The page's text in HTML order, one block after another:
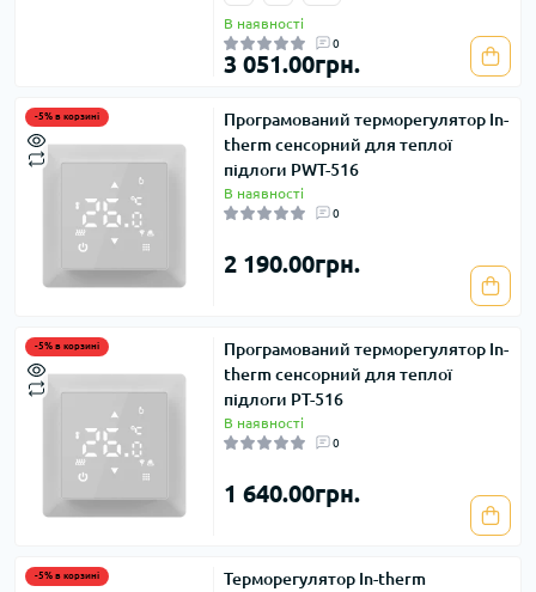
В наявності
0
3 051.00грн.
-5% в корзині
Програмований терморегулятор In-
therm сенсорний для теплої
підлоги PWT-516
В наявності
0
2 190.00грн.
-5% в корзині
Програмований терморегулятор In-
therm сенсорний для теплої
підлоги PT-516
В наявності
0
1 640.00грн.
-5% в корзині
Терморегулятор In-therm